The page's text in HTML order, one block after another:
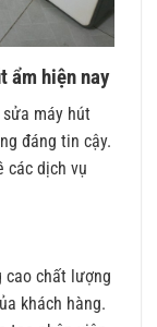
ẩm hiện nay
máy hút
đáng tin cậy.
các dịch vụ
cao chất lượng
khách hàng.